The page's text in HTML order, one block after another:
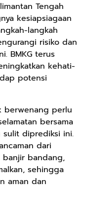
Tengah
kesiapsiagaan
langkah
risiko dan
BMKG terus
kehati-
potensi
berwenang perlu
bersama
diprediksi ini.
dari
banjir bandang,
sehingga
aman dan